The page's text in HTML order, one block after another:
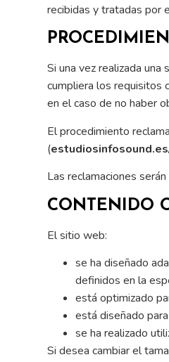
recibidas y tratadas por
Si una vez realizada
cumpliera los requisitos
en el caso de no haber
El procedimiento
(
Las reclamaciones
CONTENIDO
El sitio web:
se ha diseñado
definidos en la
está optimizado
está diseñado
se ha realizado
Si desea cambiar el